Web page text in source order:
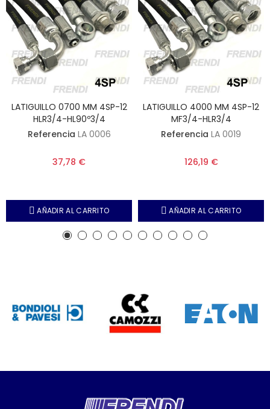
LATIGUILLO 0700 MM 4SP-12
HLR3/4-HL90º3/4
Referencia LA 0006
37,78 €
AÑADIR AL CARRITO
LATIGUILLO 4000 MM 4SP-12
MF3/4-HLR3/4
Referencia LA 0019
126,19 €
AÑADIR AL CARRITO